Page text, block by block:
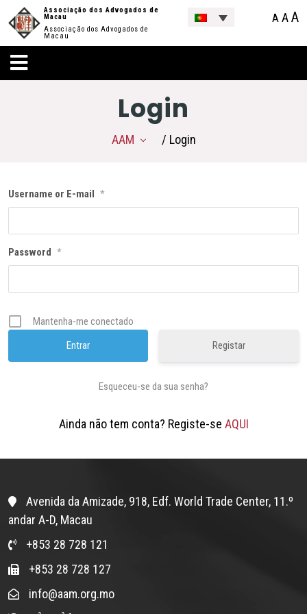
Associação dos Advogados de
Macau
Associação dos Advogados de
Macau
A AA
Login
AAM / Login
Username or E-mail *
Password *
Mantenha-me conectado
Registar
Esqueceu-se da sua senha?
Ainda não tem conta? Registe-se AQUI
Avenida da Amizade, 918, Edf. World Trade Center, 11.º
andar A-D, Macau
+853 28 728 121
+853 28 728 127
info@aam.org.mo